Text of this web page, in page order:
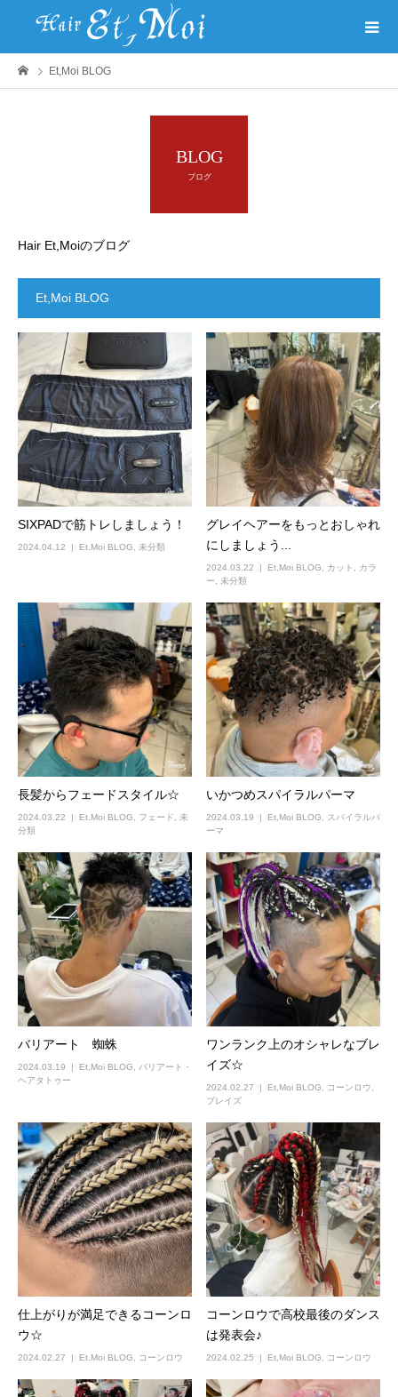
Et,Moi BLOG
BLOG
ブログ
Hair Et,Moiのブログ
Et,Moi BLOG
SIXPADで筋トレしましょう！
2024.04.12 Et,Moi BLOG 未分類
グレイヘアーをもっとおしゃれ
にしましょう...
2024.03.22 Et,Moi BLOG カット
カラ
ー
未分類
長髪からフェードスタイル☆
2024.03.22 Et,Moi BLOG フェード
未
分類
いかつめスパイラルパーマ
2024.03.19 Et,Moi BLOG
スパイラルパ
ーマ
バリアート 蜘蛛
2024.03.19 Et,Moi BLOG
バリアート・
ヘアタトゥー
ワンランク上のオシャレなブレ
イズ☆
2024.02.27 Et,Moi BLOG コーンロウ
ブレイズ
仕上がりが満足できるコーンロ
ウ☆
2024.02.27 Et,Moi BLOG コーンロウ
コーンロウで高校最後のダンス
は発表会♪
2024.02.25 Et,Moi BLOG コーンロウ